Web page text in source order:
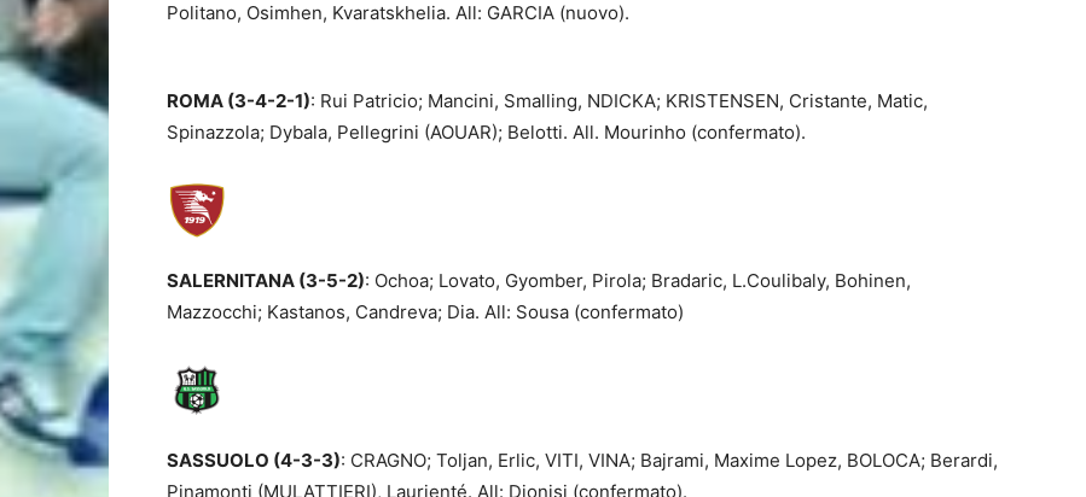
Politano, Osimhen, Kvaratskhelia. All: GARCIA (nuovo).
ROMA (3-4-2-1): Rui Patricio; Mancini, Smalling, NDICKA; KRISTENSEN, Cristante, Matic,
Spinazzola; Dybala, Pellegrini (AOUAR); Belotti. All. Mourinho (confermato).
SALERNITANA (3-5-2): Ochoa; Lovato, Gyomber, Pirola; Bradaric, L.Coulibaly, Bohinen,
Mazzocchi; Kastanos, Candreva; Dia. All: Sousa (confermato)
SASSUOLO (4-3-3): CRAGNO; Toljan, Erlic, VITI, VINA; Bajrami, Maxime Lopez, BOLOCA; Berardi,
Pinamonti (MULATTIERI), Laurienté. All: Dionisi (confermato).